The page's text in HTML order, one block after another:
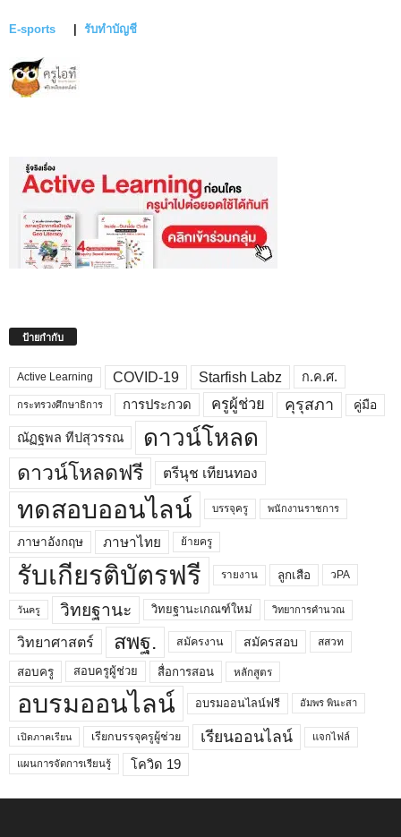
E-sports รับทำบัญชี
ป้ายกำกับ
Active Learning COVID-19 Starfish Labz ก.ค.ศ.
กระทรวงศึกษาธิการ การประกวด ครูผู้ช่วย คุรุสภา คู่มือ
ณัฏฐพล ทีปสุวรรณ ดาวน์โหลด
ดาวน์โหลดฟรี ตรีนุช เทียนทอง
ทดสอบออนไลน์ บรรจุครู พนักงานราชการ
ภาษาอังกฤษ ภาษาไทย ย้ายครู
รับเกียรติบัตรฟรี รายงาน ลูกเสือ วPA
วันครู วิทยฐานะ วิทยฐานะเกณฑ์ใหม่ วิทยาการคำนวณ
วิทยาศาสตร์ สพฐ. สมัครงาน สมัครสอบ สสวท
สอบครู สอบครูผู้ช่วย สื่อการสอน หลักสูตร
อบรมออนไลน์ อบรมออนไลน์ฟรี อัมพร พินะสา
เปิดภาคเรียน เรียกบรรจุครูผู้ช่วย เรียนออนไลน์ แจกไฟล์
แผนการจัดการเรียนรู้ โควิด 19